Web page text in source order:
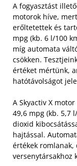
A fogyasztást
motorok híve,
erőltetettek és
mpg (kb. 6 l/100
míg automata
csökken.
értéket mértünk,
hatótávolságot
A Skyactiv X
49,6 mpg (kb. 5,7
dioxid
hajtással.
értékek romlanak,
versenytársakhoz